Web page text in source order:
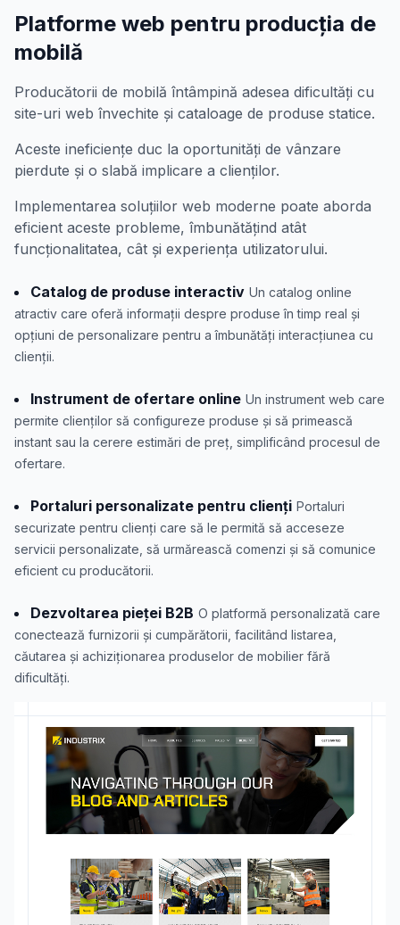
Platforme web pentru producția de
mobilă
Producătorii de mobilă întâmpină adesea dificultăți cu
site-uri web învechite și cataloage de produse statice.
Aceste ineficiențe duc la oportunități de vânzare
pierdute și o slabă implicare a clienților.
Implementarea soluțiilor web moderne poate aborda
eficient aceste probleme, îmbunătățind atât
funcționalitatea, cât și experiența utilizatorului.
Catalog de produse interactiv Un catalog online
atractiv care oferă informații despre produse în timp real și
opțiuni de personalizare pentru a îmbunătăți interacțiunea cu
clienții.
Instrument de ofertare online Un instrument web care
permite clienților să configureze produse și să primească
instant sau la cerere estimări de preț, simplificând procesul de
ofertare.
Portaluri personalizate pentru clienți Portaluri
securizate pentru clienți care să le permită să acceseze
servicii personalizate, să urmărească comenzi și să comunice
eficient cu producătorii.
Dezvoltarea pieței B2B O platformă personalizată care
conectează furnizorii și cumpărătorii, facilitând listarea,
căutarea și achiziționarea produselor de mobilier fără
dificultăți.